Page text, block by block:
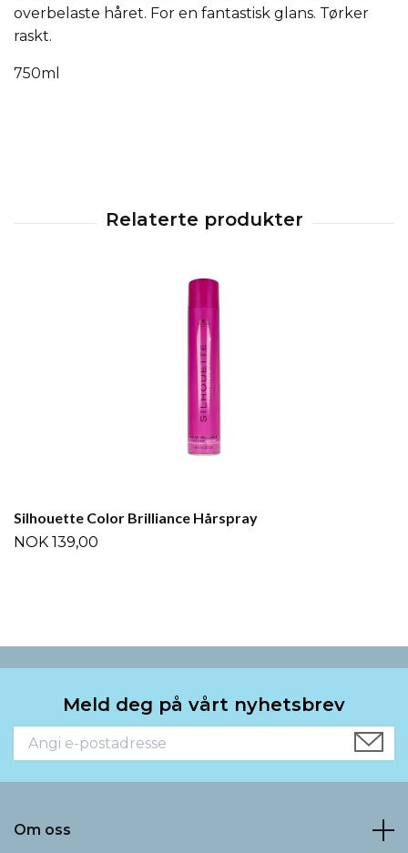
overbelaste håret. For en fantastisk glans. Tørker
raskt.
750ml
Silhouette Color Brilliance Hårspray
NOK 139,00
Meld deg på vårt nyhetsbrev
Om oss